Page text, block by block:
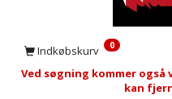
Indkøbskurv 0
Ved søgning kommer også
kan